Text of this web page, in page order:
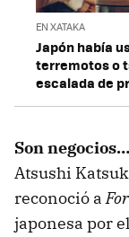
EN XATAKA
Japón había
terremotos o
escalada de
Son
Atsushi
reconoció a
japonesa por